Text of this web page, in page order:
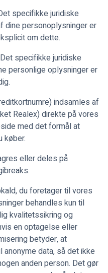
specifikke juridiske
dine personoplysninger er
om dette.
specifikke juridiske
personlige oplysninger er
indsamles af
Realex) direkte på vores
med det formål at
køber.
eller deles på
du foretager til vores
behandles kun til
kvalitetssikring og
en optagelse eller
betyder, at
data, så det ikke
anden person. Det gør